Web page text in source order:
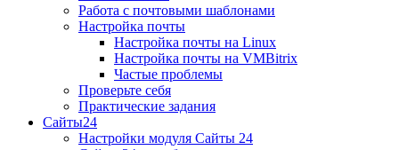
Работа с почтовыми шаблонами
Настройка почты
Настройка почты на Linux
Настройка почты на VMBitrix
Частые проблемы
Проверьте себя
Практические задания
Сайты24
Настройки модуля Сайты 24